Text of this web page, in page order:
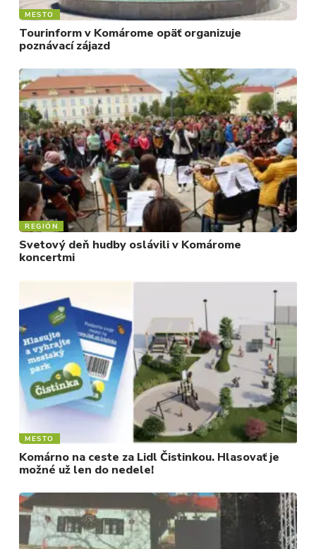
MESTO
Tourinform v Komárome opäť organizuje
poznávací zájazd
REGIÓN
Svetový deň hudby oslávili v Komárome
koncertmi
MESTO
Komárno na ceste za Lidl Čistinkou. Hlasovať je
možné už len do nedele!